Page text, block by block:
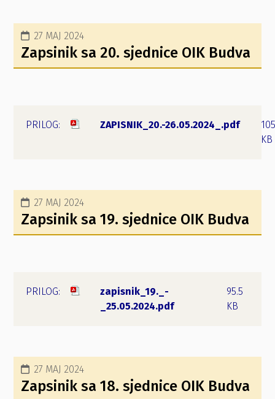
27 MAJ 2024
Zapsinik sa 20. sjednice OIK Budva
ZAPISNIK_20.-26.05.2024_.pdf
KB
27 MAJ 2024
Zapsinik sa 19. sjednice OIK Budva
zapisnik_19._-
_25.05.2024.pdf
95.5
KB
27 MAJ 2024
Zapsinik sa 18. sjednice OIK Budva